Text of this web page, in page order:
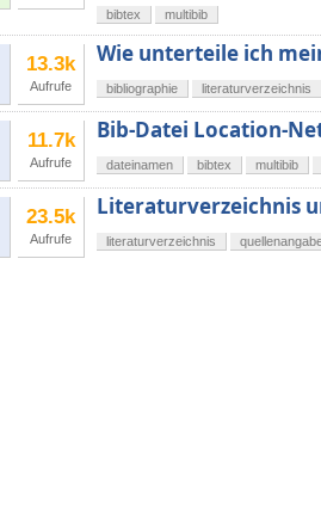
bibtex multibib
13.3k
Aufrufe
Wie unterteile ich
bibliographie literaturverzeichnis
11.7k
Aufrufe
Bib-Datei Location-
dateinamen bibtex multibib
23.5k
Aufrufe
Literaturverzeichnis
literaturverzeichnis